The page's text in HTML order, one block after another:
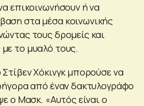
επικοινωνήσουν ή να
στα μέσα κοινωνικής
τους δρομείς και
το μυαλό τους.
Χόκινγκ μπορούσε να
από έναν δακτυλογράφο
ο Μασκ. «Αυτός είναι ο